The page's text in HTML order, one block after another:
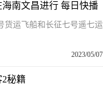
南文昌进行 每日快播
货运飞船和长征七号遥七运
2023/05/07
秘籍